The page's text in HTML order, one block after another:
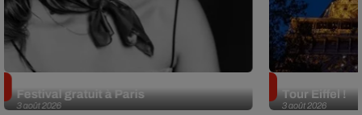
3 août 2026
Festival gratuit à Paris
3 août 2026
Tour Eiffel !